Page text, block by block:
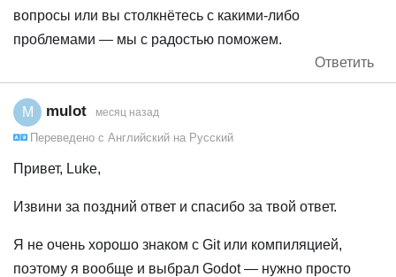
вопросы или вы столкнётесь с какими-либо
проблемами — мы с радостью поможем.
Ответить
M mulot месяц назад
Переведено с Английский на Русский
Привет, Luke,
Извини за поздний ответ и спасибо за твой ответ.
Я не очень хорошо знаком с Git или компиляцией,
поэтому я вообще и выбрал Godot — нужно просто